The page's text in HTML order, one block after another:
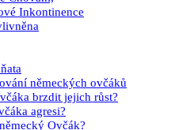
Inkontinence
německých ovčáků
brzdit jejich růst?
agresi?
Ovčák?